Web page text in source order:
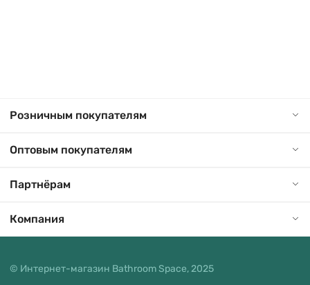
Розничным покупателям
Оптовым покупателям
Партнёрам
Компания
© Интернет-магазин Bathroom Space, 2025